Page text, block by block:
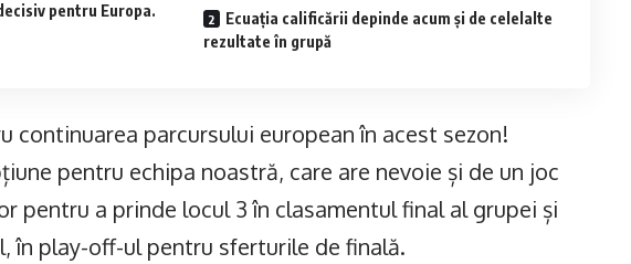
pentru Europa.
Ecuația calificării depinde acum și de celelalte
rezultate în grupă
continuarea parcursului european în acest sezon!
pentru echipa noastră, care are nevoie și de un joc
pentru a prinde locul 3 în clasamentul final al grupei și
în play-off-ul pentru sferturile de finală.